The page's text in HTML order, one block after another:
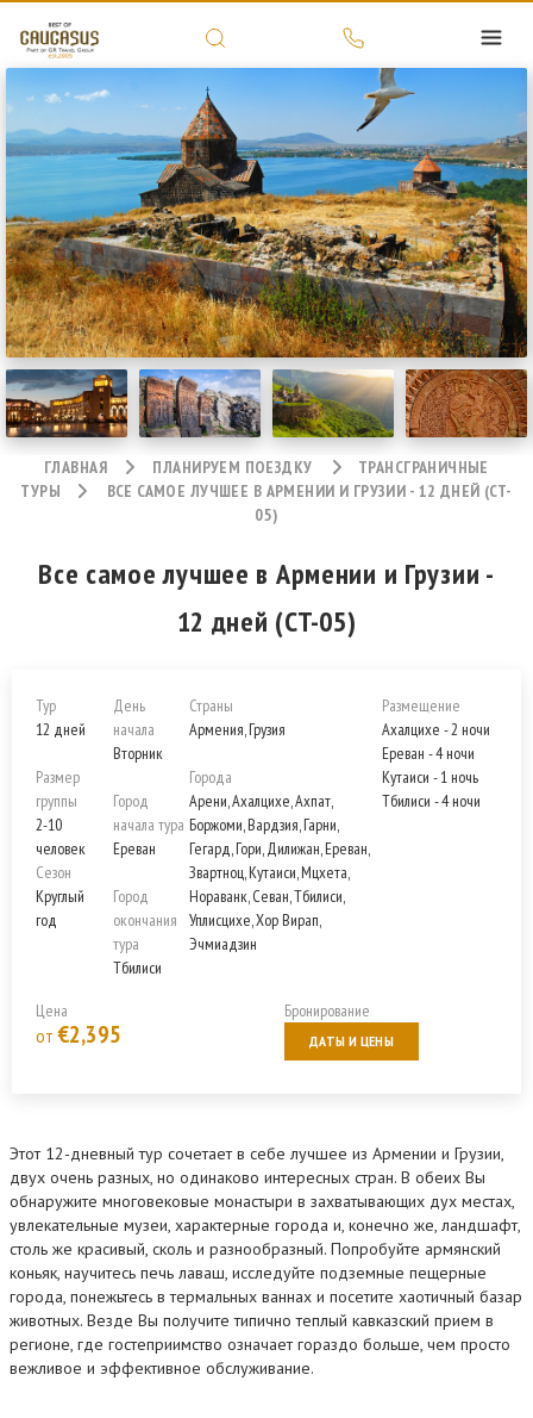
ГЛАВНАЯ ПЛАНИРУЕМ ПОЕЗДКУ
ТРАНСГРАНИЧНЫЕ
ТУРЫ
ВСЕ САМОЕ ЛУЧШЕЕ В АРМЕНИИ И ГРУЗИИ - 12 ДНЕЙ (CT-
05)
Все самое лучшее в Армении и Грузии -
12 дней (CT-05)
Тур
12 дней
Размер
группы
2-10
человек
Сезон
Круглый
год
День
начала
Вторник
Город
начала тура
Ереван
Город
окончания
тура
Тбилиси
Страны
Армения, Грузия
Города
Арени, Ахалцихе, Ахпат,
Боржоми, Вардзия, Гарни,
Гегард, Гори, Дилижан, Ереван,
Звартноц, Кутаиси, Мцхета,
Нораванк, Севан, Тбилиси,
Уплисцихе, Хор Вирап,
Эчмиадзин
Размещение
Ахалцихе - 2 ночи
Ереван - 4 ночи
Кутаиси - 1 ночь
Тбилиси - 4 ночи
Цена
от €2,395
Бронирование
ДАТЫ И ЦЕНЫ
Этот 12-дневный тур сочетает в себе лучшее из Армении и Грузии,
двух очень разных, но одинаково интересных стран. В обеих Вы
обнаружите многовековые монастыри в захватывающих дух местах,
увлекательные музеи, характерные города и, конечно же, ландшафт,
столь же красивый, сколь и разнообразный. Попробуйте армянский
коньяк, научитесь печь лаваш, исследуйте подземные пещерные
города, понежьтесь в термальных ваннах и посетите хаотичный базар
животных. Везде Вы получите типично теплый кавказский прием в
регионе, где гостеприимство означает гораздо больше, чем просто
вежливое и эффективное обслуживание.